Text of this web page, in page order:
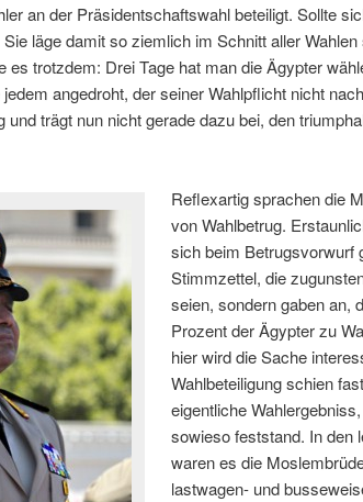
an der Präsidentschaftswahl beteiligt. Sollte
läge damit so ziemlich im Schnitt aller
es trotzdem: Drei Tage hat man die Ägypter
angedroht, der seiner Wahlpflicht nicht
und trägt nun nicht gerade dazu bei, den
Reflexartig sprachen die
von Wahlbetrug.
sich beim Betrugsvorwurf
Stimmzettel, die
seien, sondern gaben an,
Prozent der Ägypter zu
hier wird die Sache
Wahlbeteiligung schien
eigentliche
sowieso feststand. In den
waren es die
lastwagen- und